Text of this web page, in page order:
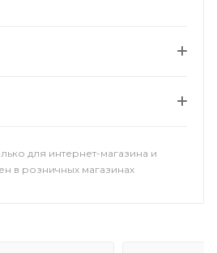
для интернет-магазина и
в розничных магазинах